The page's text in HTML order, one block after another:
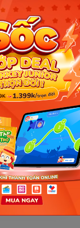
bé nhanh quên
giúp con
cần học
diện từ nhanh
khóa giúp
cần dịch
độ phản xạ và
– Giúp bé
hơn
đầu nói tiếng
mẹ cần làm
hơn?